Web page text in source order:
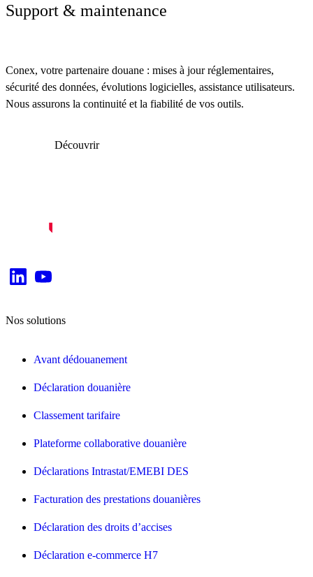
Support & maintenance
Conex, votre partenaire douane : mises à jour réglementaires,
sécurité des données, évolutions logicielles, assistance utilisateurs.
Nous assurons la continuité et la fiabilité de vos outils.
Découvrir
Nos solutions
Avant dédouanement
Déclaration douanière
Classement tarifaire
Plateforme collaborative douanière
Déclarations Intrastat/EMEBI DES
Facturation des prestations douanières
Déclaration des droits d’accises
Déclaration e-commerce H7